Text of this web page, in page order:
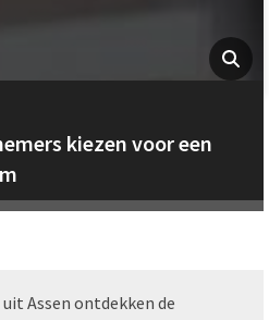
kiezen voor een
Assen ontdekken de